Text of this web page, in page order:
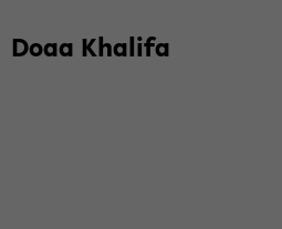
Doaa Kha­li­fa